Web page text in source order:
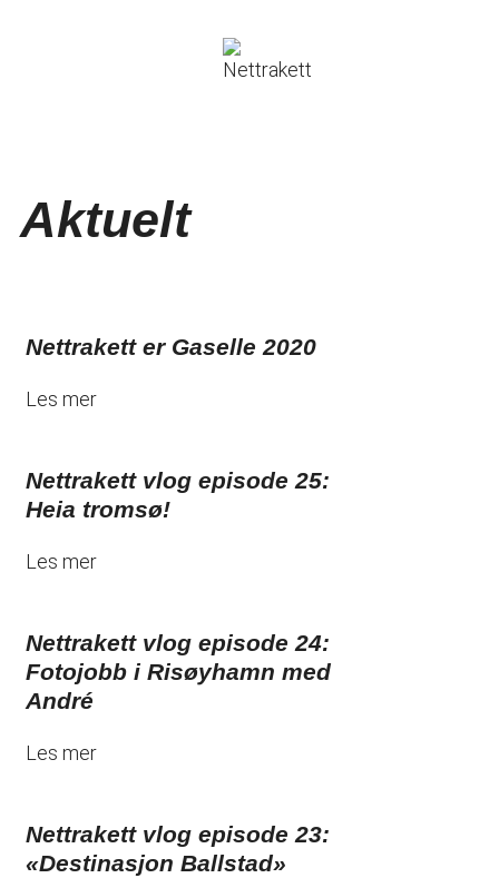
Aktuelt
Nettrakett er Gaselle 2020
Les mer
Nettrakett vlog episode 25:
Heia tromsø!
Les mer
Nettrakett vlog episode 24:
Fotojobb i Risøyhamn med
André
Les mer
Nettrakett vlog episode 23:
«Destinasjon Ballstad»